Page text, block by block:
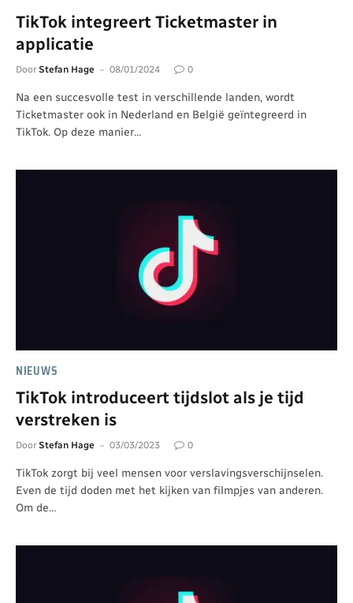
TikTok integreert Ticketmaster in
applicatie
Door Stefan Hage 08/01/2024 0
Na een succesvolle test in verschillende landen, wordt
Ticketmaster ook in Nederland en België geïntegreerd in
TikTok. Op deze manier…
NIEUWS
TikTok introduceert tijdslot als je tijd
verstreken is
Door Stefan Hage 03/03/2023 0
TikTok zorgt bij veel mensen voor verslavingsverschijnselen.
Even de tijd doden met het kijken van filmpjes van anderen.
Om de…